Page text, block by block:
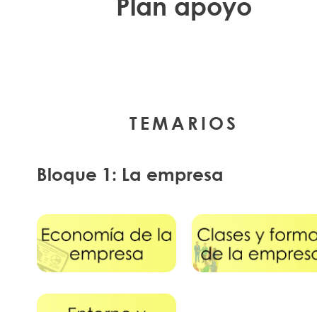
TEMARIOS
Bloque 1: La empresa